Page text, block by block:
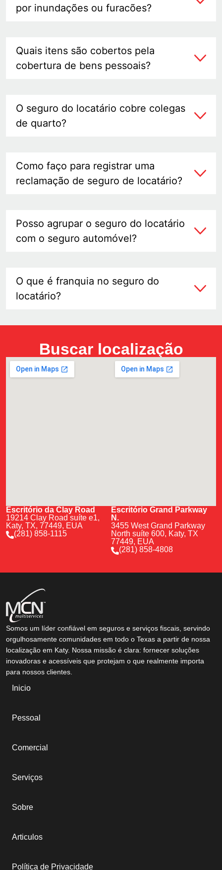
por inundações ou furacões?
Quais itens são cobertos pela
cobertura de bens pessoais?
O seguro do locatário cobre colegas
de quarto?
Como faço para registrar uma
reclamação de seguro de locatário?
Posso agrupar o seguro do locatário
com o seguro automóvel?
O que é franquia no seguro do
locatário?
Buscar localização
Escritório da Clay Road
19214 Clay Road suíte e1,
Katy, TX, 77449, EUA
(281) 858-1115
Escritório Grand Parkway
N.
3455 West Grand Parkway
North suíte 600, Katy, TX
77449, EUA
(281) 858-4808
Somos um líder confiável em seguros e serviços fiscais, servindo
orgulhosamente comunidades em todo o Texas a partir de nossa
localização em Katy. Nossa missão é clara: fornecer soluções
inovadoras e acessíveis que protejam o que realmente importa
para nossos clientes.
Inicio
Pessoal
Comercial
Serviços
Sobre
Articulos
Política de Privacidade